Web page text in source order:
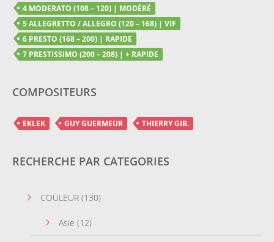
4 MODERATO (108 – 120) | MODÉRÉ
5 ALLEGRETTO / ALLEGRO (120 – 168) | VIF
6 PRESTO (168 – 200) | RAPIDE
7 PRESTISSIMO (200 – 208) | + RAPIDE
COMPOSITEURS
EKLEK GUY GUERMEUR THIERRY GIB.
RECHERCHE PAR CATEGORIES
COULEUR (130)
Asie (12)